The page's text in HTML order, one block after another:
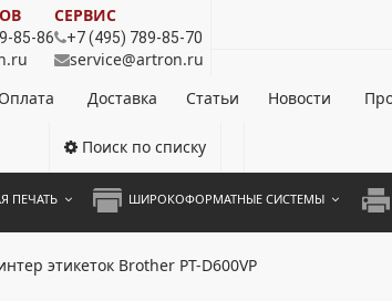
85-86
СЕРВИС
+7 (495) 789-85-70
service@artron.ru
Оплата Доставка Статьи Новости
Поиск по списку
ПЕЧАТЬ ШИРОКОФОРМАТНЫЕ СИСТЕМЫ
этикеток Brother PT-D600VP